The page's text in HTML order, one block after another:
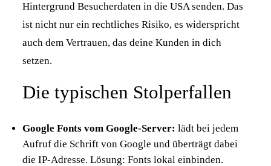
Hintergrund Besucherdaten in die USA senden. Das
ist nicht nur ein rechtliches Risiko, es widerspricht
auch dem Vertrauen, das deine Kunden in dich
setzen.
Die typischen Stolperfallen
Google Fonts vom Google-Server: lädt bei jedem
Aufruf die Schrift von Google und überträgt dabei
die IP-Adresse. Lösung: Fonts lokal einbinden.